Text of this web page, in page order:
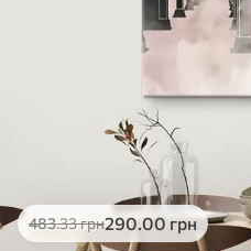
483.33грн290.00 грн